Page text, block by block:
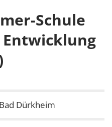
Schule
Entwicklung
Dürkheim